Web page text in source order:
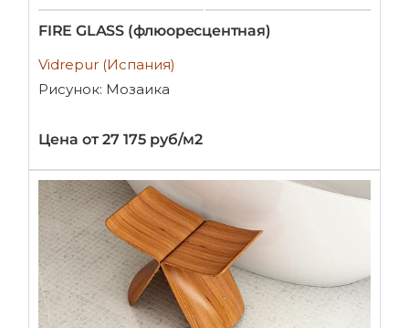
FIRE GLASS (флюоресцентная)
Vidrepur (Испания)
Рисунок: Мозаика
Цена от 27 175 руб/м2